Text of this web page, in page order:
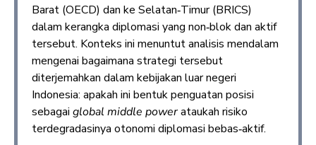
Barat (OECD) dan ke Selatan‑Timur (BRICS)
dalam kerangka diplomasi yang non‑blok dan aktif
tersebut. Konteks ini menuntut analisis mendalam
mengenai bagaimana strategi tersebut
diterjemahkan dalam kebijakan luar negeri
Indonesia: apakah ini bentuk penguatan posisi
sebagai global middle powerataukah risiko
terdegradasinya otonomi diplomasi bebas‑aktif.